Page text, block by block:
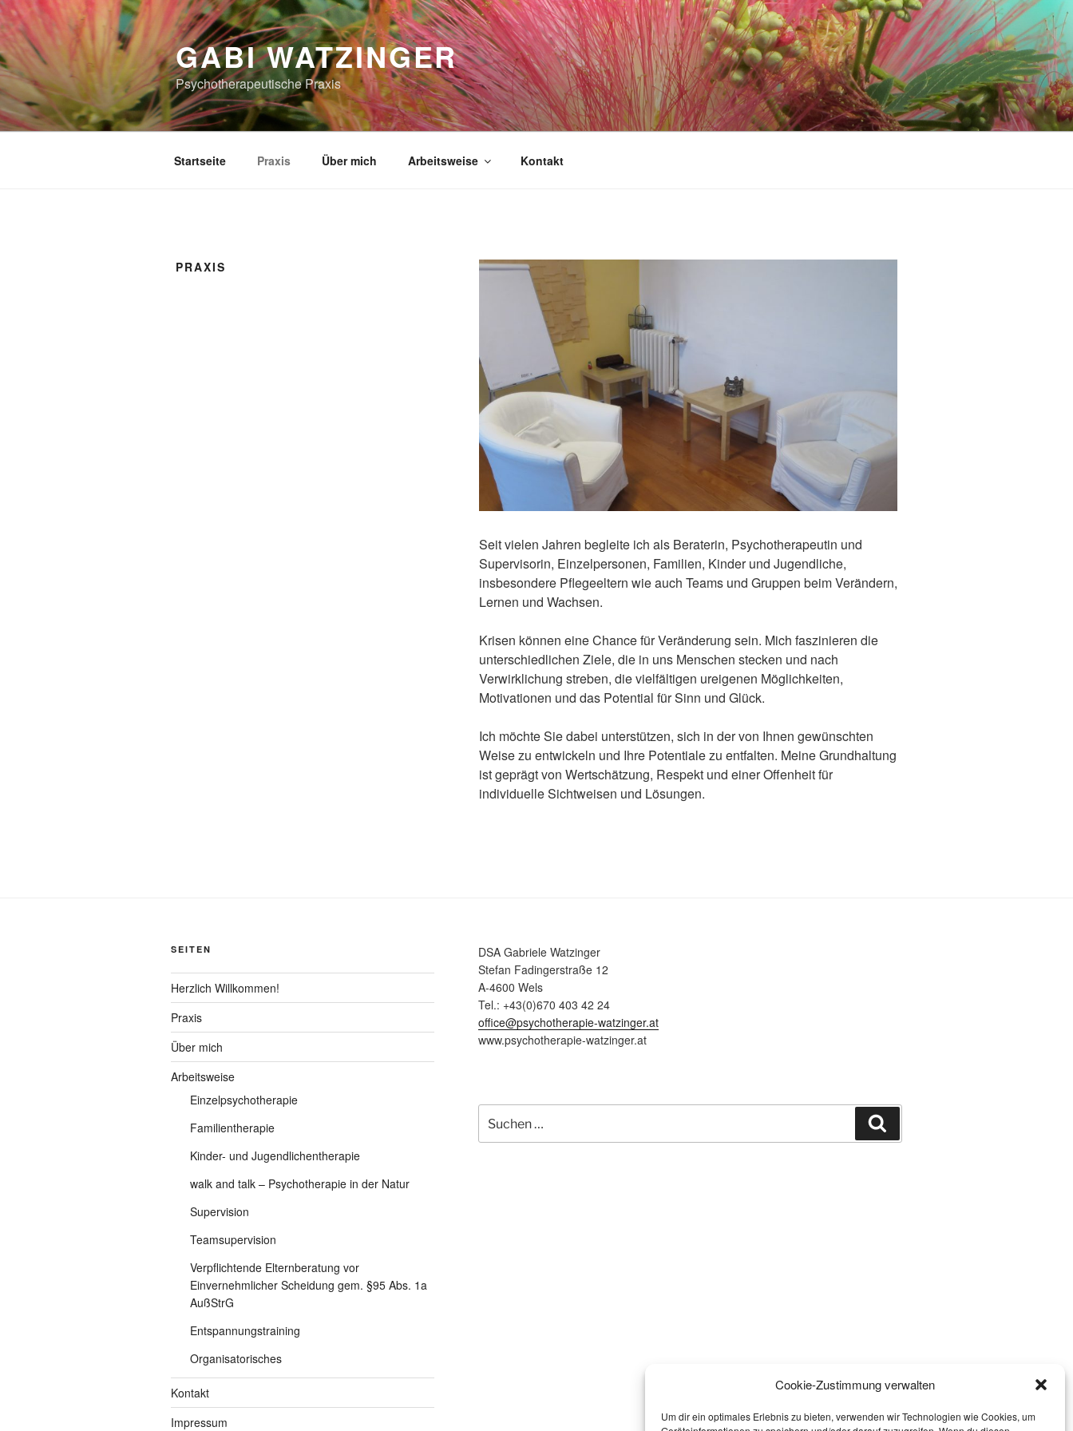
Cookie-Zustimmung verwalten
Um dir ein optimales Erlebnis zu bieten, verwenden wir Technologien wie Cookies, um
Zum
Inhalt
springen
GABI WATZINGER
Psychotherapeutische Praxis
Startseite Praxis Über mich Arbeitsweise Kontakt
PRAXIS
Seit vielen Jahren begleite ich als Beraterin, Psychotherapeutin und
Supervisorin, Einzelpersonen, Familien, Kinder und Jugendliche,
insbesondere Pflegeeltern wie auch Teams und Gruppen beim Verändern,
Lernen und Wachsen.
Krisen können eine Chance für Veränderung sein. Mich faszinieren die
unterschiedlichen Ziele, die in uns Menschen stecken und nach
Verwirklichung streben, die vielfältigen ureigenen Möglichkeiten,
Motivationen und das Potential für Sinn und Glück.
Ich möchte Sie dabei unterstützen, sich in der von Ihnen gewünschten
Weise zu entwickeln und Ihre Potentiale zu entfalten. Meine Grundhaltung
ist geprägt von Wertschätzung, Respekt und einer Offenheit für
individuelle Sichtweisen und Lösungen.
SEITEN
Herzlich Willkommen!
Praxis
Über mich
Arbeitsweise
Einzelpsychotherapie
Familientherapie
Kinder- und Jugendlichentherapie
walk and talk – Psychotherapie in der Natur
Supervision
Teamsupervision
Verpflichtende Elternberatung vor
Einvernehmlicher Scheidung gem. §95 Abs. 1a
AußStrG
Entspannungstraining
Organisatorisches
Kontakt
Impressum
DSA Gabriele Watzinger
Stefan Fadingerstraße 12
A-4600 Wels
Tel.: +43(0)670 403 42 24
office@psychotherapie-watzinger.at
www.psychotherapie-watzinger.at
nach: